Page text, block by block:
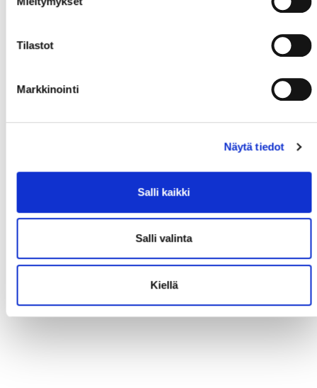
Tilastot
Markkinointi
Näytä tiedot
Salli kaikki
Salli valinta
Kiellä